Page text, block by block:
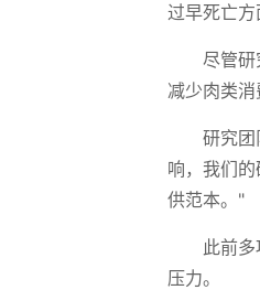
过早死亡
尽管
减少肉类消
研究
响，我们
供范本。"
此前
压力。